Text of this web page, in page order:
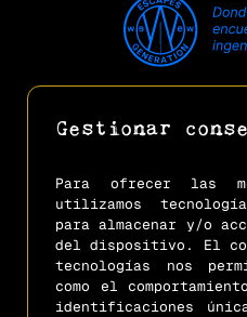
Gestionar
Para ofrecer las
utilizamos
para almacenar y/o
del dispositivo. El
tecnologías nos
como el
identificaciones
Acceso Clientes (Gestión
Copyright © 2025 -